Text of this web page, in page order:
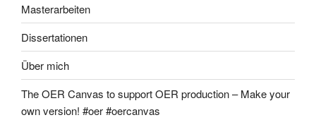
Masterarbeiten
Dissertationen
Über mich
The OER Canvas to support OER production – Make your
own version! #oer #oercanvas